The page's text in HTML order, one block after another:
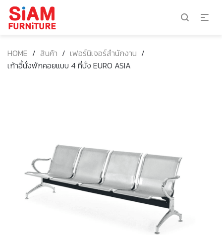
HOME / สินค้า / เฟอร์นิเจอร์สำนักงาน /
เก้าอี้นั่งพักคอยแบบ 4 ที่นั่ง EURO ASIA